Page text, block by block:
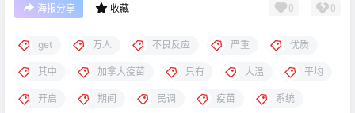
海报分享 收藏 0 0
get 万人 不良反应 严重 优质
其中 加拿大疫苗 只有 大温 平均
开启 期间 民调 疫苗 系统